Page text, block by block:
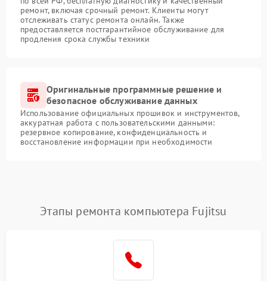
ремонт, включая срочный ремонт. Клиенты могут
отслеживать статус ремонта онлайн. Также
предоставляется постгарантийное обслуживание для
продления срока службы техники
Оригинальные программные решение и
безопасное обслуживание данных
Использование официальных прошивок и инструментов,
аккуратная работа с пользовательскими данными:
резервное копирование, конфиденциальность и
восстановление информации при необходимости
Этапы ремонта компьютера Fujitsu